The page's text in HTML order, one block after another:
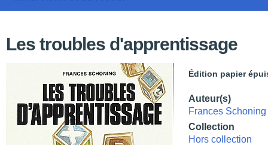
Les troubles d'apprentissage
Édition papier
Auteur(s)
Frances Schoning
Collection
Hors collection